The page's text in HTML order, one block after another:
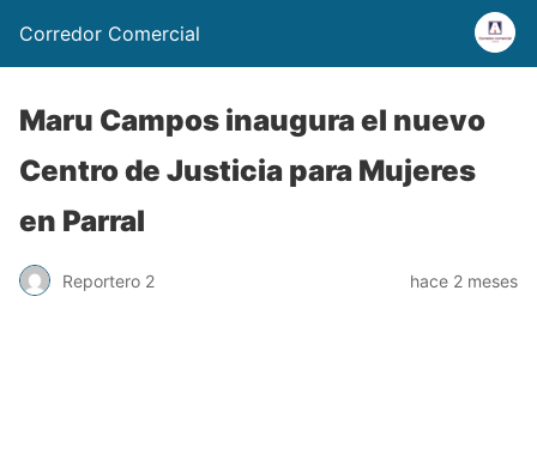
Corredor Comercial
Maru Campos inaugura el nuevo
Centro de Justicia para Mujeres
en Parral
Reportero 2 hace 2 meses